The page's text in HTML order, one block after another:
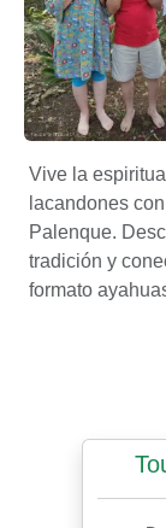
Vive la
lacandones
Palenque.
tradición y
formato